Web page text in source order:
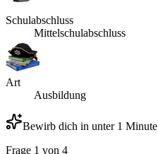
Schulabschluss
Mittelschulabschluss
Art
Ausbildung
Bewirb dich in unter 1 Minute
Frage 1 von 4